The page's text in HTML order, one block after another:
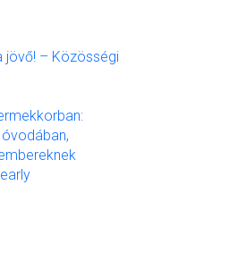
jövő! – Közösségi